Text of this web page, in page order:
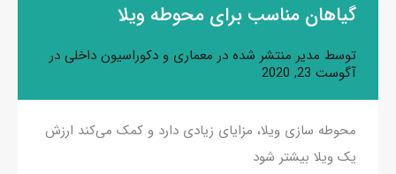
گیاهان مناسب برای محوطه ویلا
توسط مدیر منتشر شده در معماری و دکوراسیون داخلی در
آگوست 23, 2020
محوطه سازی ویلا، مزایای زیادی دارد و کمک می‌کند ارزش
یک ویلا بیشتر شود